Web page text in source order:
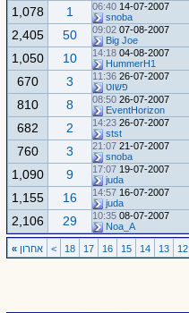
14-07-2007
06:40
snoba
1
1,078
07-08-2007
09:02
Big Joe
50
2,405
04-08-2007
14:18
HummerH1
10
1,050
26-07-2007
11:36
פשוט
3
670
26-07-2007
08:50
EventHorizon
8
810
26-07-2007
14:23
stst
2
682
21-07-2007
21:07
snoba
3
760
19-07-2007
17:07
juda
9
1,090
16-07-2007
14:57
juda
16
1,155
08-07-2007
10:35
Noa_A
29
2,106
12
13
14
15
16
17
18
> אחרון »